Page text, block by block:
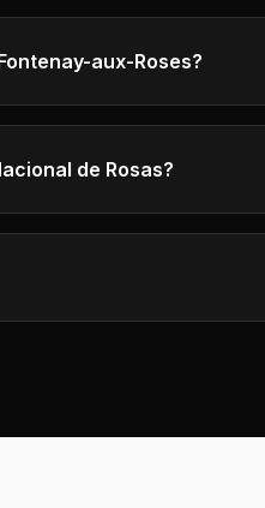
aux-Roses?
de Rosas?